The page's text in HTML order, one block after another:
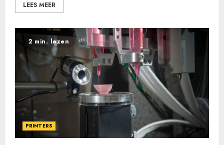
LEES MEER
2 min. lezen
PRINTERS